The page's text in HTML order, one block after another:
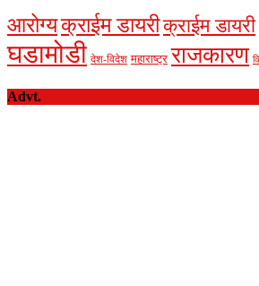
आरोग्यक्राईम डायरीक्राईम डायरी
घडामोडी देश-विदेश महाराष्ट्र राजकारण
Advt.